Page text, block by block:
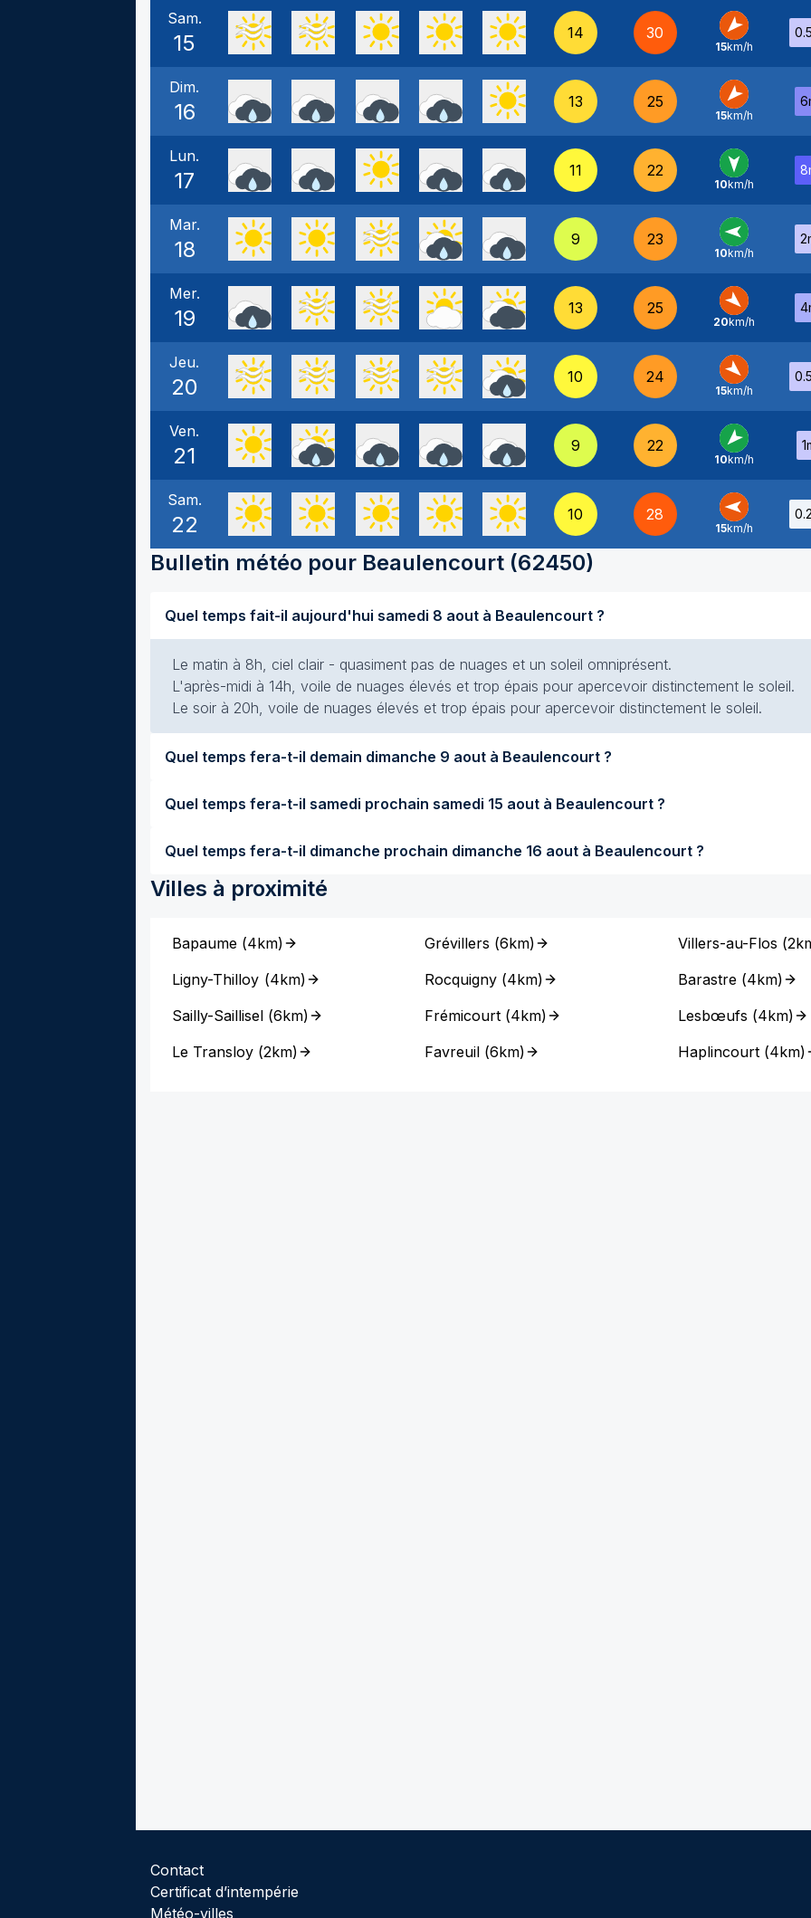
Sam.
15 14 30
NE -
15km/h
Dim.
16 13 25
NE -
15km/h
Lun.
17 11 22
N -
10km/h
Mar.
18 9 23
E -
10km/h
Mer.
19 13 25
NO -
20km/h
Jeu.
20 10 24
NO
15km/h
Ven.
21 9 22
NE -
10km/h
Sam.
22 10 28
E -
15km/h
Bulletin météo pour Beaulencourt (62450)
Quel temps fait-il aujourd'hui samedi 8 aout à Beaulencourt ?
Le matin à 8h, ciel clair - quasiment pas de nuages et un soleil omniprésent.
L'après-midi à 14h, voile de nuages élevés et trop épais pour apercevoir distinctement le soleil.
Le soir à 20h, voile de nuages élevés et trop épais pour apercevoir distinctement le soleil.
Quel temps fera-t-il demain dimanche 9 aout à Beaulencourt ?
Quel temps fera-t-il samedi prochain samedi 15 aout à Beaulencourt ?
Quel temps fera-t-il dimanche prochain dimanche 16 aout à Beaulencourt ?
Villes à proximité
Bapaume (4km)
Ligny-Thilloy (4km)
Sailly-Saillisel (6km)
Le Transloy (2km)
Grévillers (6km)
Rocquigny (4km)
Frémicourt (4km)
Favreuil (6km)
Villers-au-Flos (
Barastre(4km)
Lesbœufs (4km)
Haplincourt(4km)
Contact
Certificat d’intempérie
Météo-villes